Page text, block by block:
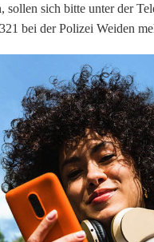
sollen sich bitte unter der
bei der Polizei Weiden